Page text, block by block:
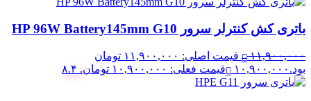
باتری کش کنترلر سرور HP 96W Battery145mm G10
۱۱,۹۰۰,۰۰۰
قیمت اصلی: ۱۱,۹۰۰,۰۰۰ تومان
بود. ۱۰,۹۰۰,۰۰۰ قیمت فعلی: ۱۰,۹۰۰,۰۰۰ تومان. ۸.۴